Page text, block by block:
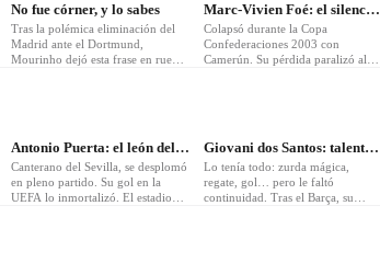
No fue córner, y lo sabes
Tras la polémica eliminación del
Madrid ante el Dortmund,
Mourinho dejó esta frase en rueda
Marc-Vivien Foé: el silencio del Mundial
Colapsó durante la Copa
Confederaciones 2003 con
Camerún. Su pérdida paralizó al
Antonio Puerta: el león del Pizjuán
Canterano del Sevilla, se desplomó
en pleno partido. Su gol en la
UEFA lo inmortalizó. El estadio
Giovani dos Santos: talento sin constancia
Lo tenía todo: zurda mágica,
regate, gol… pero le faltó
continuidad. Tras el Barça, su